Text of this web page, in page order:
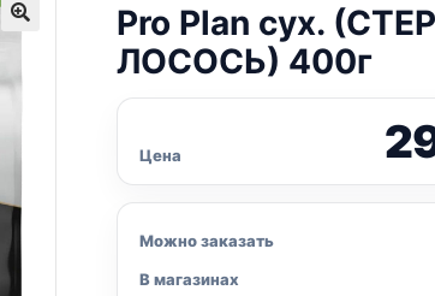
Pro Plan сух.
ЛОСОСЬ) 400г
Цена
Можно заказать
В магазинах